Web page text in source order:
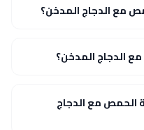
مع الدجاج المدخن؟
الدجاج المدخن؟
مع الدجاج